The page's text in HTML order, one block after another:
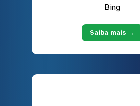
Bing
Saiba mais →